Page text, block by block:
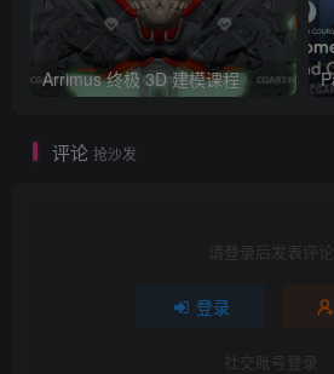
Arrimus 终极 3D 建模课程
评论 抢沙发
请登录后发表评论
登录
社交账号登录